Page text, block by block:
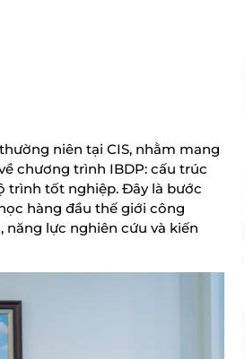
niên tại CIS, nhằm mang
chương trình IBDP: cấu trúc
trình tốt nghiệp. Đây là bước
hàng đầu thế giới công
năng lực nghiên cứu và kiến